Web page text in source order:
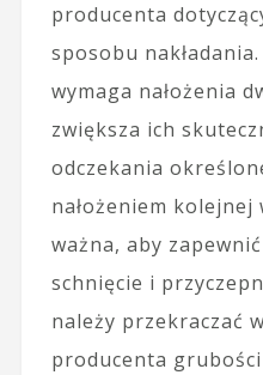
producenta
sposobu
wymaga nałożenia
zwiększa ich
odczekania
nałożeniem
ważna, aby
schnięcie i
należy przekraczać
producenta